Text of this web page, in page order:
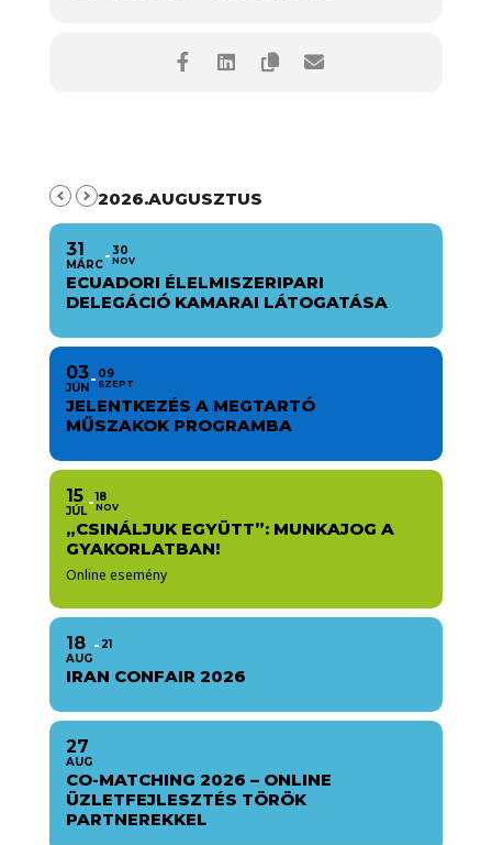
2026.AUGUSZTUS
31
MÁRC
30
NOV
ECUADORI ÉLELMISZERIPARI
DELEGÁCIÓ KAMARAI LÁTOGATÁSA
03
JÚN
09
SZEPT
JELENTKEZÉS A MEGTARTÓ
MŰSZAKOK PROGRAMBA
15
JÚL
18
NOV
„CSINÁLJUK EGYÜTT”: MUNKAJOG A
GYAKORLATBAN!
Online esemény
18
AUG
21
IRAN CONFAIR 2026
27
AUG
CO-MATCHING 2026 – ONLINE
ÜZLETFEJLESZTÉS TÖRÖK
PARTNEREKKEL